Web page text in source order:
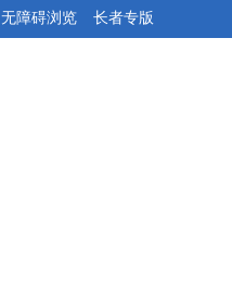
无障碍浏览 长者专版